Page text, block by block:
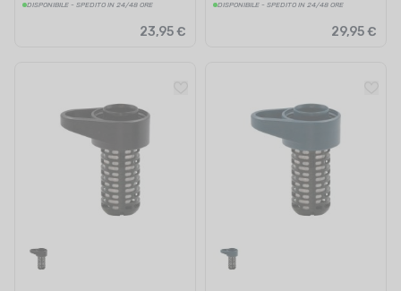
DISPONIBILE - SPEDITO IN 24/48 ORE
23,95 €
DISPONIBILE - SPEDITO IN 24/48 ORE
29,95 €